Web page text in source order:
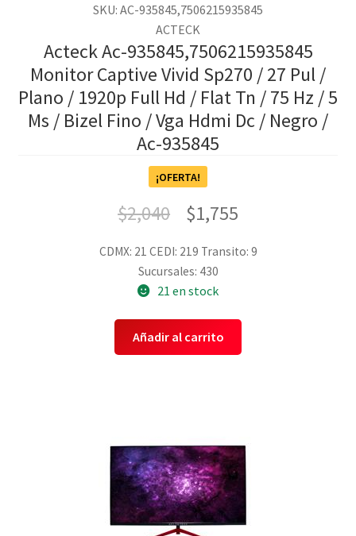
SKU: AC-935845,7506215935845
ACTECK
Acteck Ac-935845,7506215935845
Monitor Captive Vivid Sp270 / 27 Pul /
Plano / 1920p Full Hd / Flat Tn / 75 Hz / 5
Ms / Bizel Fino / Vga Hdmi Dc / Negro /
Ac-935845
¡OFERTA!
$2,040 $1,755
CDMX: 21 CEDI: 219 Transito: 9
Sucursales: 430
21 en stock
Añadir al carrito